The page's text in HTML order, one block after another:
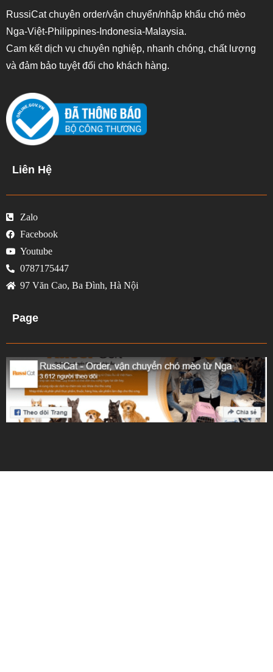
RussiCat chuyên order/vận chuyển/nhập khẩu chó mèo
Nga-Việt-Philippines-Indonesia-Malaysia.
Cam kết dịch vụ chuyên nghiệp, nhanh chóng, chất lượng
và đảm bảo tuyệt đối cho khách hàng.
Liên Hệ
Zalo
Facebook
Youtube
0787175447
97 Văn Cao, Ba Đình, Hà Nội
Page